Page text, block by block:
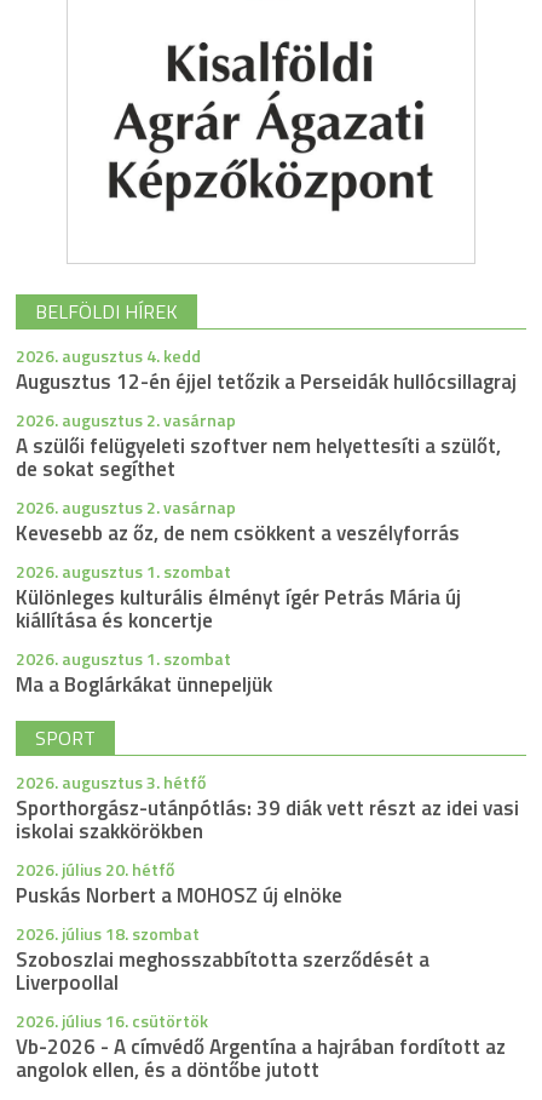
BELFÖLDI HÍREK
2026. augusztus 4. kedd
Augusztus 12-én éjjel tetőzik a Perseidák hullócsillagraj
2026. augusztus 2. vasárnap
A szülői felügyeleti szoftver nem helyettesíti a szülőt,
de sokat segíthet
2026. augusztus 2. vasárnap
Kevesebb az őz, de nem csökkent a veszélyforrás
2026. augusztus 1. szombat
Különleges kulturális élményt ígér Petrás Mária új
kiállítása és koncertje
2026. augusztus 1. szombat
Ma a Boglárkákat ünnepeljük
SPORT
2026. augusztus 3. hétfő
Sporthorgász-utánpótlás: 39 diák vett részt az idei vasi
iskolai szakkörökben
2026. július 20. hétfő
Puskás Norbert a MOHOSZ új elnöke
2026. július 18. szombat
Szoboszlai meghosszabbította szerződését a
Liverpoollal
2026. július 16. csütörtök
Vb-2026 - A címvédő Argentína a hajrában fordított az
angolok ellen, és a döntőbe jutott